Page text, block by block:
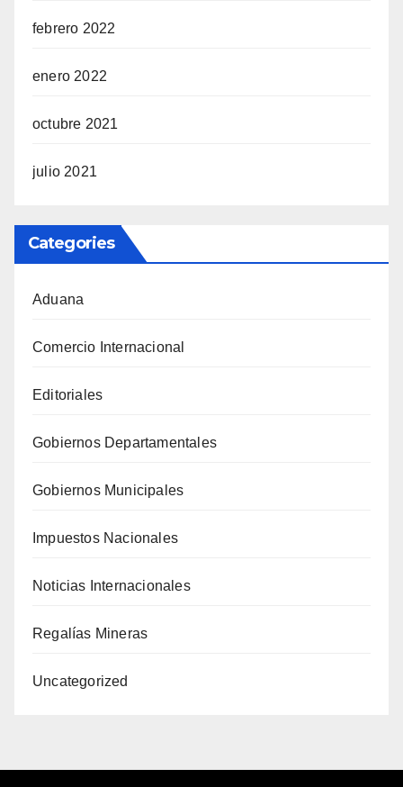
febrero 2022
enero 2022
octubre 2021
julio 2021
Categories
Aduana
Comercio Internacional
Editoriales
Gobiernos Departamentales
Gobiernos Municipales
Impuestos Nacionales
Noticias Internacionales
Regalías Mineras
Uncategorized